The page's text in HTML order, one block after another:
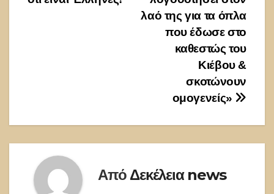
λαό της για τα όπλα
που έδωσε στο
καθεστώς του
Κιέβου &
σκοτώνουν
ομογενείς»
Από Δεκέλεια news